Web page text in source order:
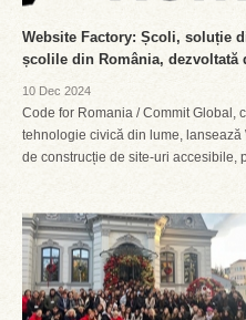
Website Factory: Școli, soluție
școlile din România, dezvoltată
10 Dec 2024
Code for Romania / Commit Global,
tehnologie civică din lume,
de construcție de site-uri accesibile,